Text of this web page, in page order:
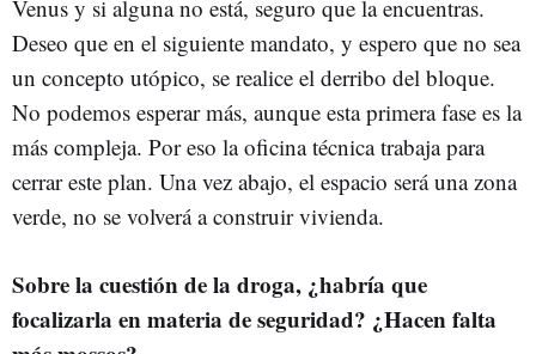
Venus y si alguna no está, seguro que la encuentras.
Deseo que en el siguiente mandato, y espero que no sea
un concepto utópico, se realice el derribo del bloque.
No podemos esperar más, aunque esta primera fase es la
más compleja. Por eso la oficina técnica trabaja para
cerrar este plan. Una vez abajo, el espacio será una zona
verde, no se volverá a construir vivienda.
Sobre la cuestión de la droga, ¿habría que
focalizarla en materia de seguridad? ¿Hacen falta